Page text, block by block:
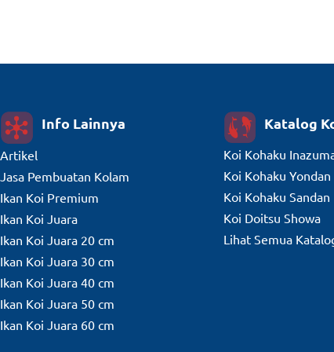
Info Lainnya
Artikel
Jasa Pembuatan Kolam
Ikan Koi Premium
Ikan Koi Juara
Ikan Koi Juara 20 cm
Ikan Koi Juara 30 cm
Ikan Koi Juara 40 cm
Ikan Koi Juara 50 cm
Ikan Koi Juara 60 cm
Katalog
Koi Kohaku
Koi Kohaku Yondan
Koi Kohaku Sandan
Koi Doitsu Showa
Lihat Semua